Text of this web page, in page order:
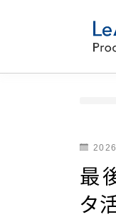
最
タ